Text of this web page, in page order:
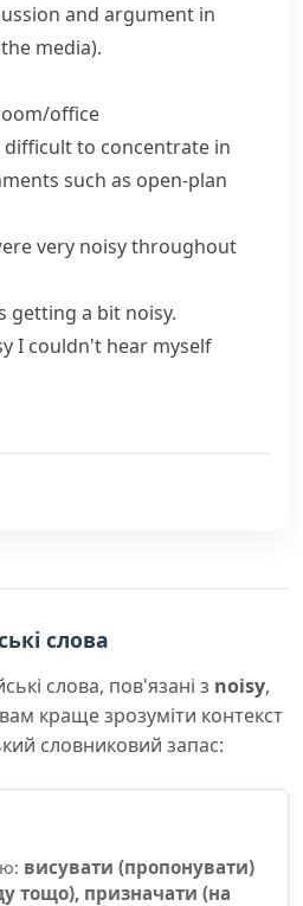
and argument in
media).
office
difficult to concentrate in
such as open-plan
very noisy throughout
getting a bit noisy.
I couldn't hear myself
слова
слова, пов'язані з noisy,
краще зрозуміти контекст
словниковий запас:
висувати (пропонувати)
тощо), призначати (на